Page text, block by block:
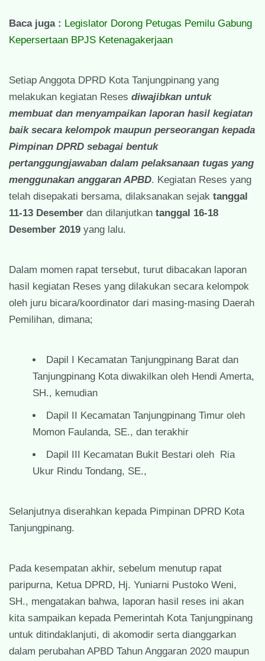
Baca juga : Legislator Dorong Petugas Pemilu Gabung
Kepersertaan BPJS Ketenagakerjaan
Setiap Anggota DPRD Kota Tanjungpinang yang
melakukan kegiatan Reses diwajibkan untuk
membuat dan menyampaikan laporan hasil kegiatan
baik secara kelompok maupun perseorangan kepada
Pimpinan DPRD sebagai bentuk
pertanggungjawaban dalam pelaksanaan tugas yang
menggunakan anggaran APBD. Kegiatan Reses yang
telah disepakati bersama, dilaksanakan sejak tanggal
11-13 Desember dan dilanjutkan tanggal 16-18
Desember 2019 yang lalu.
Dalam momen rapat tersebut, turut dibacakan laporan
hasil kegiatan Reses yang dilakukan secara kelompok
oleh juru bicara/koordinator dari masing-masing Daerah
Pemilihan, dimana;
Dapil I Kecamatan Tanjungpinang Barat dan
Tanjungpinang Kota diwakilkan oleh Hendi Amerta,
SH., kemudian
Dapil II Kecamatan Tanjungpinang Timur oleh
Momon Faulanda, SE., dan terakhir
Dapil III Kecamatan Bukit Bestari oleh Ria
Ukur Rindu Tondang, SE.,
Selanjutnya diserahkan kepada Pimpinan DPRD Kota
Tanjungpinang.
Pada kesempatan akhir, sebelum menutup rapat
paripurna, Ketua DPRD, Hj. Yuniarni Pustoko Weni,
SH., mengatakan bahwa, laporan hasil reses ini akan
kita sampaikan kepada Pemerintah Kota Tanjungpinang
untuk ditindaklanjuti, di akomodir serta dianggarkan
dalam perubahan APBD Tahun Anggaran 2020 maupun